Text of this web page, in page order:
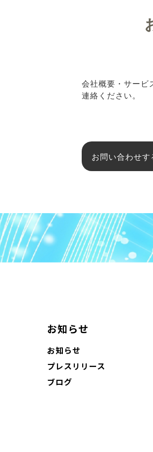
会社概要・サービ
連絡ください。
お問い合わせす
お知らせ
お知らせ
プレスリリース
ブログ